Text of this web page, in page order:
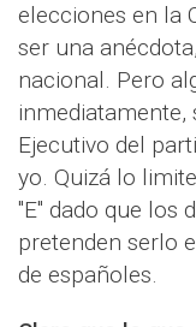
elecciones en la
ser una
nacional. Pero
inmediatamente,
Ejecutivo del
yo. Quizá lo
"E" dado que los
pretenden serlo
de españoles.